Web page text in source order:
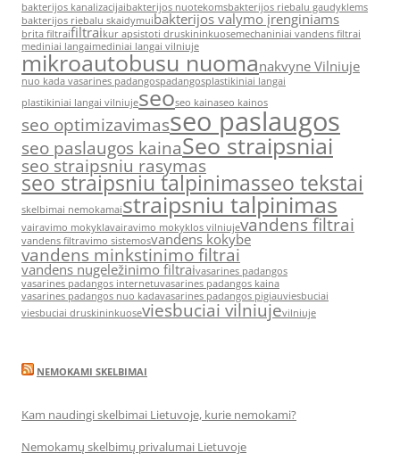
bakterijos kanalizacijaibakterijos nuotekomsbakterijos riebalu gaudyklems
bakterijos riebalu skaidymuibakterijos valymo įrenginiams
brita filtraifiltraikur apsistoti druskininkuosemechaniniai vandens filtrai
mediniai langaimediniai langai vilniuje
mikroautobusu nuomanakvyne Vilniuje
nuo kada vasarines padangospadangosplastikiniai langai
plastikiniai langai vilniujeseoseo kainaseo kainos
seo optimizavimasseo paslaugos
seo paslaugos kainaSeo straipsniai
seo straipsniu rasymas
seo straipsniu talpinimasseo tekstai
skelbimai nemokamaistraipsniu talpinimas
vairavimo mokyklavairavimo mokyklos vilniujevandens filtrai
vandens filtravimo sistemosvandens kokybe
vandens minkstinimo filtrai
vandens nugeležinimo filtraivasarines padangos
vasarines padangos internetuvasarines padangos kaina
vasarines padangos nuo kadavasarines padangos pigiauviesbuciai
viesbuciai druskininkuoseviesbuciai vilniujevilniuje
NEMOKAMI SKELBIMAI
Kam naudingi skelbimai Lietuvoje, kurie nemokami?
Nemokamų skelbimų privalumai Lietuvoje